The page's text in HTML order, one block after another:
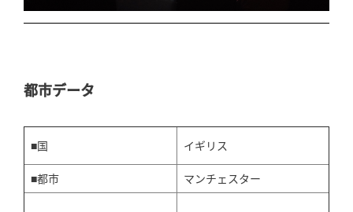
都市データ
■国 イギリス
■都市 マンチェスター